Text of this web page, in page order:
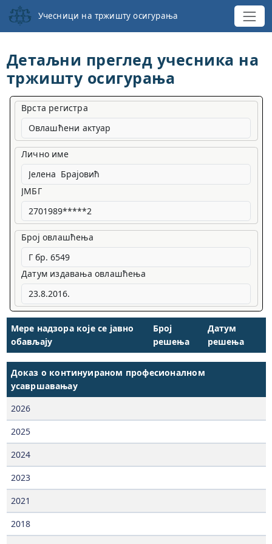
Учесници на тржишту осигурања
Детаљни преглед учесника на
тржишту осигурања
Врста регистра
Овлашћени актуар
Лично име
ЈМБГ
Број овлашћења
Датум издавања овлашћења
Мере надзора које се јавно
обављају
Број
решења
Датум
решења
Доказ о континуираном професионалном
усавршавањау
2026
2025
2024
2023
2021
2018